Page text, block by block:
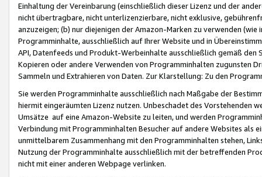
Einhaltung der Vereinbarung (einschließlich dieser Lizenz und der
nicht übertragbare, nicht unterlizenzierbare, nicht exklusive,
anzuzeigen; (b) nur diejenigen der Amazon-Marken zu verwenden
Programminhalte, ausschließlich auf Ihrer Website und in
API, Datenfeeds und Produkt-Werbeinhalte ausschließlich gemäß
Kopieren oder andere Verwenden von Programminhalten zugunsten
Sammeln und Extrahieren von Daten. Zur Klarstellung: Zu den
Sie werden Programminhalte ausschließlich nach Maßgabe der
hiermit eingeräumten Lizenz nutzen. Unbeschadet des Vorstehenden
Umsätze auf eine Amazon-Website zu leiten, und werden
Verbindung mit Programminhalten Besucher auf andere Websites als
unmittelbarem Zusammenhang mit den Programminhalten stehen,
Nutzung der Programminhalte ausschließlich mit der betreffenden
nicht mit einer anderen Webpage verlinken.